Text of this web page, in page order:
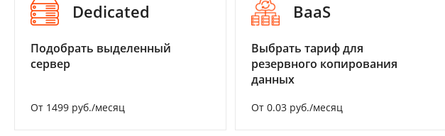
Dedicated
Подобрать выделенный
сервер
От 1499 руб./месяц
BaaS
Выбрать тариф для
резервного копирования
данных
От 0.03 руб./месяц